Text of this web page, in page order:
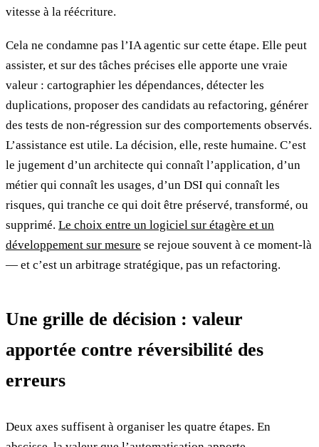
vitesse à la réécriture.
Cela ne condamne pas l’IA agentic sur cette étape. Elle peut
assister, et sur des tâches précises elle apporte une vraie
valeur : cartographier les dépendances, détecter les
duplications, proposer des candidats au refactoring, générer
des tests de non-régression sur des comportements observés.
L’assistance est utile. La décision, elle, reste humaine. C’est
le jugement d’un architecte qui connaît l’application, d’un
métier qui connaît les usages, d’un DSI qui connaît les
risques, qui tranche ce qui doit être préservé, transformé, ou
supprimé. Le choix entre un logiciel sur étagère et un
développement sur mesure se rejoue souvent à ce moment-là
— et c’est un arbitrage stratégique, pas un refactoring.
Une grille de décision : valeur
apportée contre réversibilité des
erreurs
Deux axes suffisent à organiser les quatre étapes. En